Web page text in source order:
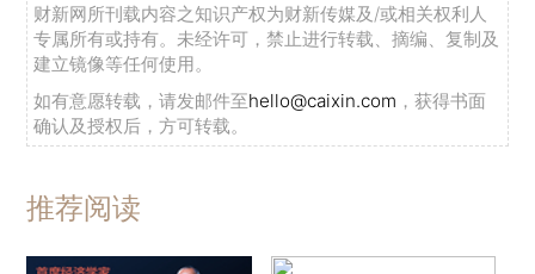
财新网所刊载内容之知识产权为财新传媒及/或相关权利人
专属所有或持有。未经许可，禁止进行转载、摘编、复制及
建立镜像等任何使用。
如有意愿转载，请发邮件至hello@caixin.com ，获得书面
确认及授权后，方可转载。
推荐阅读